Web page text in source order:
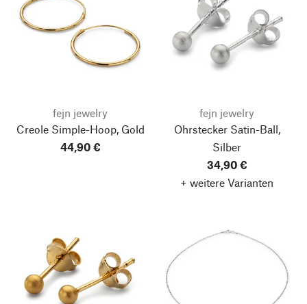
fejn jewelry
Creole Simple-Hoop, Gold
44,90 €
fejn jewelry
Ohrstecker Satin-Ball,
Silber
34,90 €
+ weitere Varianten